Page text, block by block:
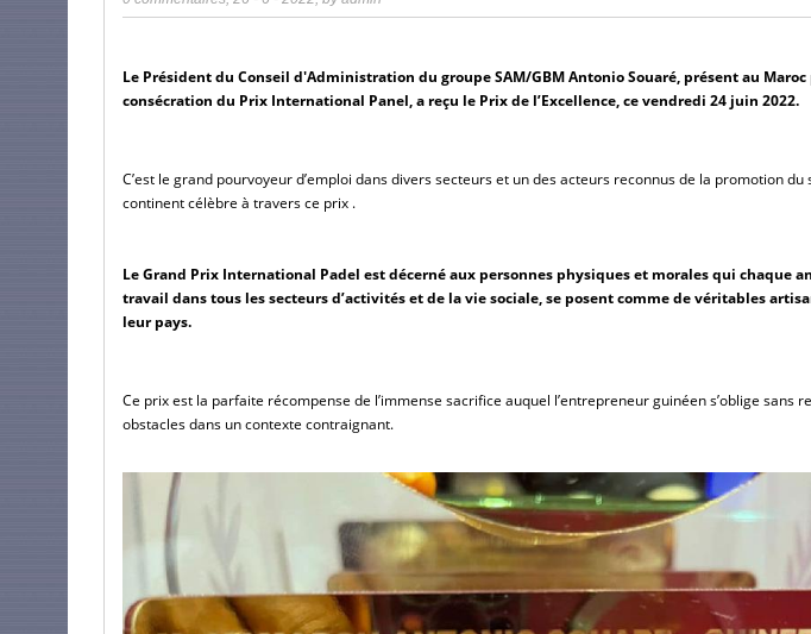
Le Président du Conseil d'Administration du groupe SAM/GBM Antonio Souaré, présent au
consécration du Prix International Panel, a reçu le Prix de l’Excellence, ce vendredi 24 juin 2022.
C’est le grand pourvoyeur d’emploi dans divers secteurs et un des acteurs reconnus de la promotion
continent célèbre à travers ce prix .
Le Grand Prix International Padel est décerné aux personnes physiques et morales qui chaque
travail dans tous les secteurs d’activités et de la vie sociale, se posent comme de véritables
leur pays.
Ce prix est la parfaite récompense de l’immense sacrifice auquel l’entrepreneur guinéen s’oblige sans
obstacles dans un contexte contraignant.